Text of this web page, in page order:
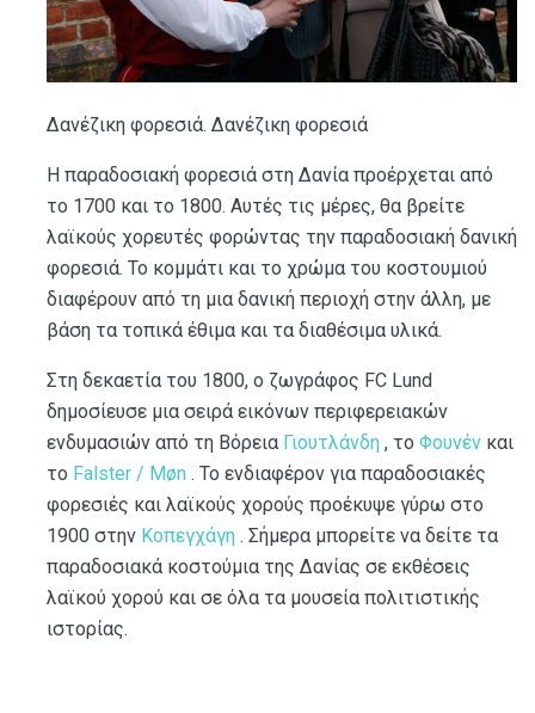
Δανέζικη φορεσιά. Δανέζικη φορεσιά
Η παραδοσιακή φορεσιά στη Δανία προέρχεται από
το 1700 και το 1800. Αυτές τις μέρες, θα βρείτε
λαϊκούς χορευτές φορώντας την παραδοσιακή δανική
φορεσιά. Το κομμάτι και το χρώμα του κοστουμιού
διαφέρουν από τη μια δανική περιοχή στην άλλη, με
βάση τα τοπικά έθιμα και τα διαθέσιμα υλικά.
Στη δεκαετία του 1800, ο ζωγράφος FC Lund
δημοσίευσε μια σειρά εικόνων περιφερειακών
ενδυμασιών από τη Βόρεια Γιουτλάνδη , το Φουνέν και
το Falster / Møn . Το ενδιαφέρον για παραδοσιακές
φορεσιές και λαϊκούς χορούς προέκυψε γύρω στο
1900 στην Κοπεγχάγη . Σήμερα μπορείτε να δείτε τα
παραδοσιακά κοστούμια της Δανίας σε εκθέσεις
λαϊκού χορού και σε όλα τα μουσεία πολιτιστικής
ιστορίας.